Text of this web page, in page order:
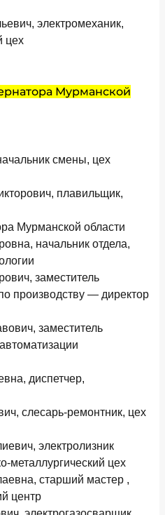
электромеханик,
цех
Мурманской
смены, цех
плавильщик,
Мурманской области
начальник отдела,
заместитель
производству — директор
заместитель
диспетчер,
слесарь-ремонтник, цех
электролизник
металлургический цех
старший мастер ,
центр